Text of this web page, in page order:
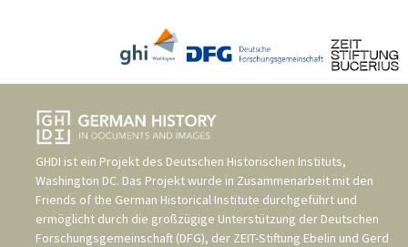
GHDI ist ein Projekt des Deutschen Historischen Instituts,
Washington DC. Das Projekt wurde in Zusammenarbeit mit den
Friends of the German Historical Institute durchgeführt und
ermöglicht durch die großzügige Unterstützung der Deutschen
Forschungsgemeinschaft (DFG), der ZEIT-Stiftung Ebelin und Gerd